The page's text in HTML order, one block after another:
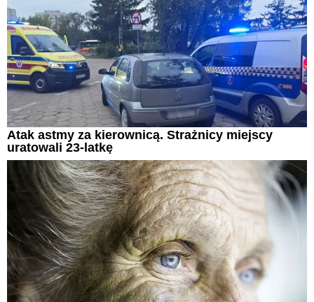
Atak astmy za kierownicą. Strażnicy miejscy
uratowali 23-latkę